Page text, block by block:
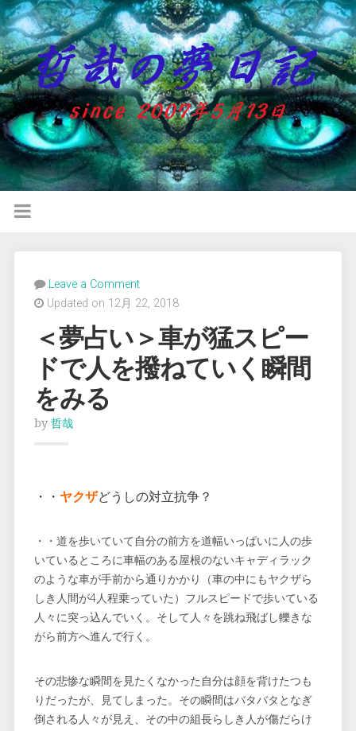
Leave a Comment
Updated on 12月 22, 2018
＜夢占い＞車が猛スピー
ドで人を撥ねていく瞬間
をみる
by 哲哉
・・ ヤクザどうしの対立抗争？
・・道を歩いていて自分の前方を道幅いっぱいに人の歩
いているところに車幅のある屋根のないキャディラック
のような車が手前から通りかかり（車の中にもヤクザら
しき人間が4人程乗っていた）フルスピードで歩いている
人々に突っ込んでいく。そして人々を跳ね飛ばし轢きな
がら前方へ進んで行く。
その悲惨な瞬間を見たくなかった自分は顔を背けたつも
りだったが、見てしまった。その瞬間はバタバタとなぎ
倒される人々が見え、その中の組長らしき人が傷だらけ